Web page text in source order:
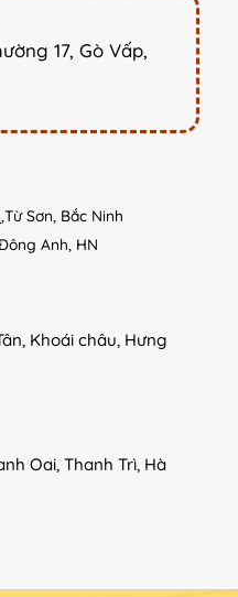
17, Gò Vấp,
Sơn, Bắc Ninh
Anh, HN
Khoái châu, Hưng
Oai, Thanh Trì, Hà